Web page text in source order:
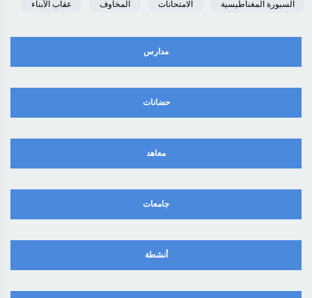
السبورة المغناطيسية الامتحانات المخاوف عقاب الأبناء
مدارس
حضانات
معاهد
جامعات
أنشطة